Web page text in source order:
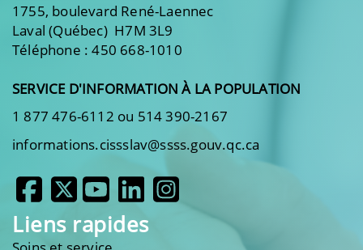
1755, boulevard René-Laennec
Laval (Québec) H7M 3L9
Téléphone : 450 668-1010
SERVICE D'INFORMATION À LA POPULATION
1 877 476-6112 ou 514 390-2167
informations.cissslav@ssss.gouv.qc.ca
Liens rapides